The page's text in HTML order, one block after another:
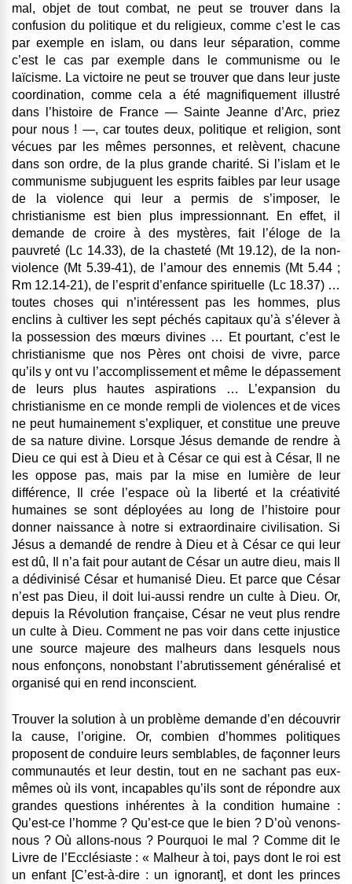
mal, objet de tout combat, ne peut se trouver dans la
confusion du politique et du religieux, comme c’est le cas
par exemple en islam, ou dans leur séparation, comme
c’est le cas par exemple dans le communisme ou le
laïcisme. La victoire ne peut se trouver que dans leur juste
coordination, comme cela a été magnifiquement illustré
dans l’histoire de France ― Sainte Jeanne d’Arc, priez
pour nous ! ―, car toutes deux, politique et religion, sont
vécues par les mêmes personnes, et relèvent, chacune
dans son ordre, de la plus grande charité. Si l’islam et le
communisme subjuguent les esprits faibles par leur usage
de la violence qui leur a permis de s’imposer, le
christianisme est bien plus impressionnant. En effet, il
demande de croire à des mystères, fait l’éloge de la
pauvreté (Lc 14.33), de la chasteté (Mt 19.12), de la non-
violence (Mt 5.39-41), de l’amour des ennemis (Mt 5.44 ;
Rm 12.14-21), de l’esprit d’enfance spirituelle (Lc 18.37) …
toutes choses qui n’intéressent pas les hommes, plus
enclins à cultiver les sept péchés capitaux qu’à s’élever à
la possession des mœurs divines … Et pourtant, c’est le
christianisme que nos Pères ont choisi de vivre, parce
qu’ils y ont vu l’accomplissement et même le dépassement
de leurs plus hautes aspirations … L’expansion du
christianisme en ce monde rempli de violences et de vices
ne peut humainement s’expliquer, et constitue une preuve
de sa nature divine. Lorsque Jésus demande de rendre à
Dieu ce qui est à Dieu et à César ce qui est à César, Il ne
les oppose pas, mais par la mise en lumière de leur
différence, Il crée l’espace où la liberté et la créativité
humaines se sont déployées au long de l’histoire pour
donner naissance à notre si extraordinaire civilisation. Si
Jésus a demandé de rendre à Dieu et à César ce qui leur
est dû, Il n’a fait pour autant de César un autre dieu, mais Il
a dédivinisé César et humanisé Dieu. Et parce que César
n’est pas Dieu, il doit lui-aussi rendre un culte à Dieu. Or,
depuis la Révolution française, César ne veut plus rendre
un culte à Dieu. Comment ne pas voir dans cette injustice
une source majeure des malheurs dans lesquels nous
nous enfonçons, nonobstant l’abrutissement généralisé et
organisé qui en rend inconscient.
Trouver la solution à un problème demande d’en découvrir
la cause, l’origine. Or, combien d’hommes politiques
proposent de conduire leurs semblables, de façonner leurs
communautés et leur destin, tout en ne sachant pas eux-
mêmes où ils vont, incapables qu’ils sont de répondre aux
grandes questions inhérentes à la condition humaine :
Qu’est-ce l’homme ? Qu’est-ce que le bien ? D’où venons-
nous ? Où allons-nous ? Pourquoi le mal ? Comme dit le
Livre de l’Ecclésiaste : « Malheur à toi, pays dont le roi est
un enfant [C’est-à-dire : un ignorant], et dont les princes